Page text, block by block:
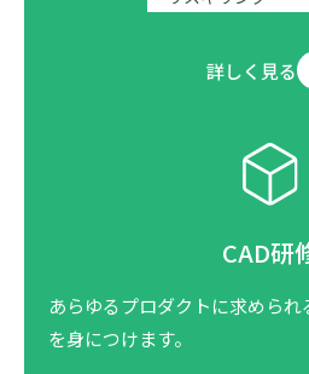
詳しく見る
CAD研
あらゆるプロダクトに求めら
を身につけます。